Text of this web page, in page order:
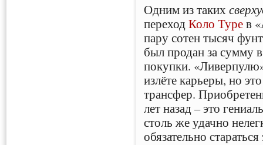
Одним из таких
переходКоло Турев
пару сотен тысяч
был продан за сумму
покупки.
излёте карьеры, но
трансфер.
лет назад – это
столь же удачно
обязательно